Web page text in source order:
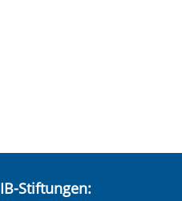
IB-Stiftungen: